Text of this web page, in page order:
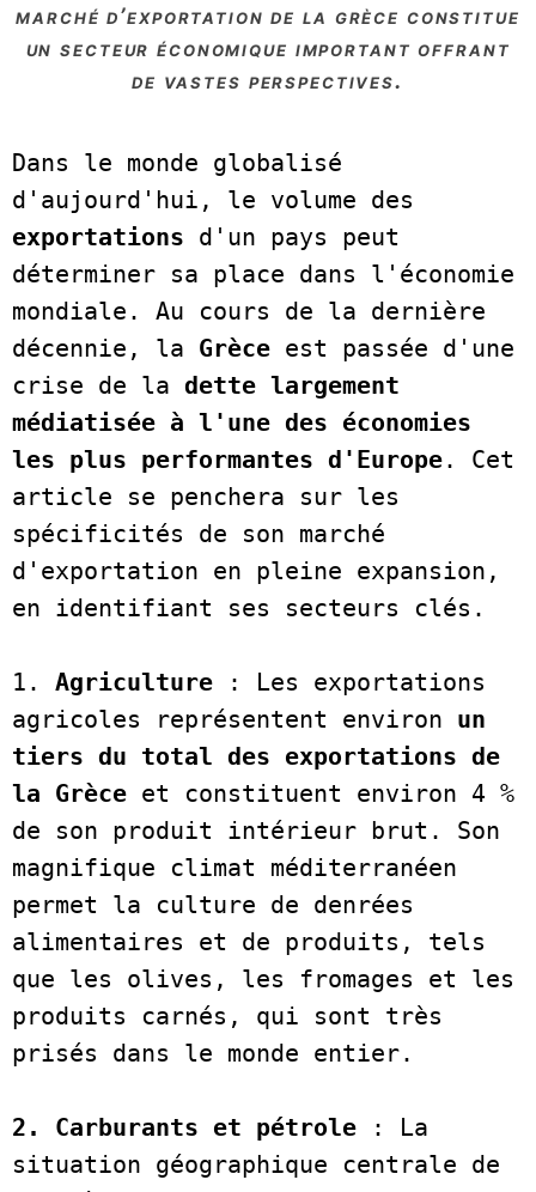
marché d’exportation de la grèce constitue
un secteur économique important offrant
de vastes perspectives.
Dans le monde globalisé
exportations d'un pays peut
déterminer sa place dans l'économie
mondiale. Au cours de la dernière
décennie, la Grèce est passée d'une
crise de la dette largement
médiatisée à l'une des économies
les plus performantes d'Europe. Cet
article se penchera sur les
spécificités de son marché
d'exportation en pleine expansion,
en identifiant ses secteurs clés.
1. Agriculture
: Les exportations
agricoles représentent environ un
tiers du total des exportations de
la Grèce et constituent environ 4 %
de son produit intérieur brut. Son
magnifique climat méditerranéen
permet la culture de denrées
alimentaires et de produits, tels
que les olives, les fromages et les
produits carnés, qui sont très
prisés dans le monde entier.
2. Carburants et pétrole : La
situation géographique centrale de